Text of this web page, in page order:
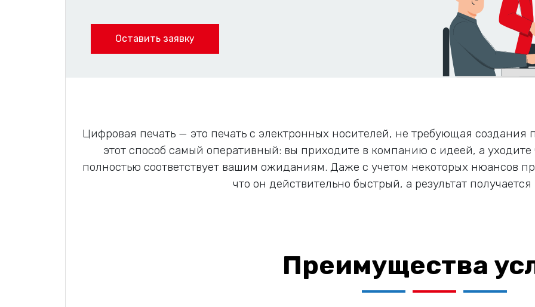
Оставить заявку
Цифровая печать — это печать с электронных носителей, не требующая
этот способ самый оперативный: вы приходите в компанию с идеей, а уходите
полностью соответствует вашим ожиданиям. Даже с учетом некоторых нюансов
что он действительно быстрый, а результат получается
Преимущества